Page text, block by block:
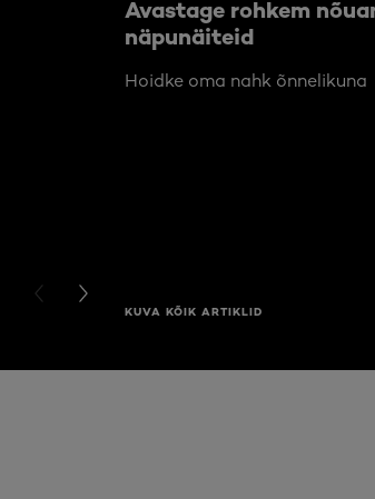
Avastage rohkem
näpunäiteid
Hoidke oma nahk õnnelikuna
PREVIOUS CARD
NEXT CARD
KUVA KÕIK ARTIKLID